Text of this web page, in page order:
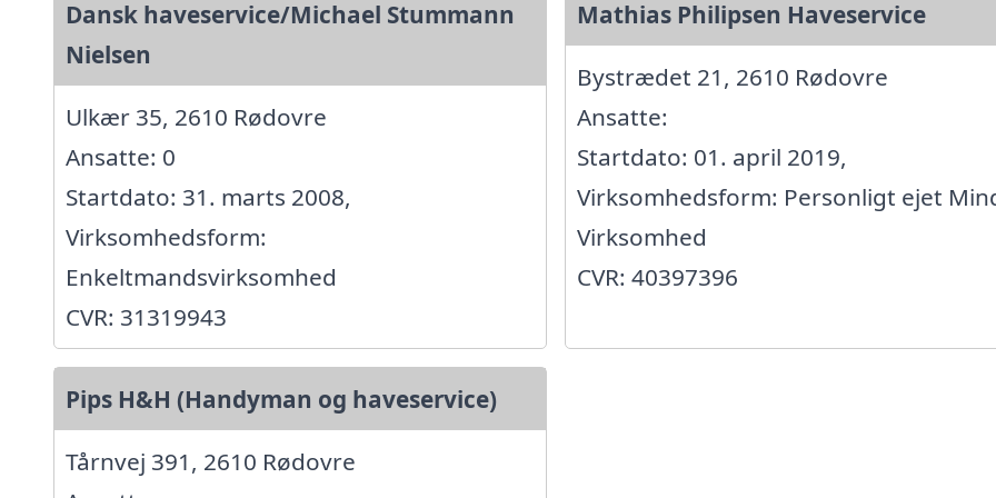
Dansk haveservice/Michael Stummann
Nielsen
Ulkær 35, 2610 Rødovre
Ansatte: 0
Startdato: 31. marts 2008,
Virksomhedsform:
Enkeltmandsvirksomhed
CVR: 31319943
Mathias Philipsen Haveservice
Bystrædet 21, 2610 Rødovre
Ansatte:
Startdato: 01. april 2019,
Virksomhedsform: Personligt ejet
Virksomhed
CVR: 40397396
Pips H&H (Handyman og haveservice)
Tårnvej 391, 2610 Rødovre